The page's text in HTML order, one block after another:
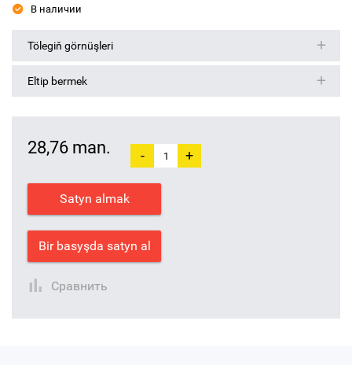
В наличии
Tölegiň görnüşleri
Eltip bermek
28,76 man. - +
Satyn almak
Bir basyşda satyn al
Сравнить